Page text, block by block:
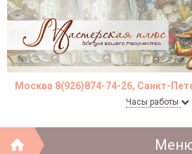
Москва 8(926)874-74-26, Санкт-
Часы работы